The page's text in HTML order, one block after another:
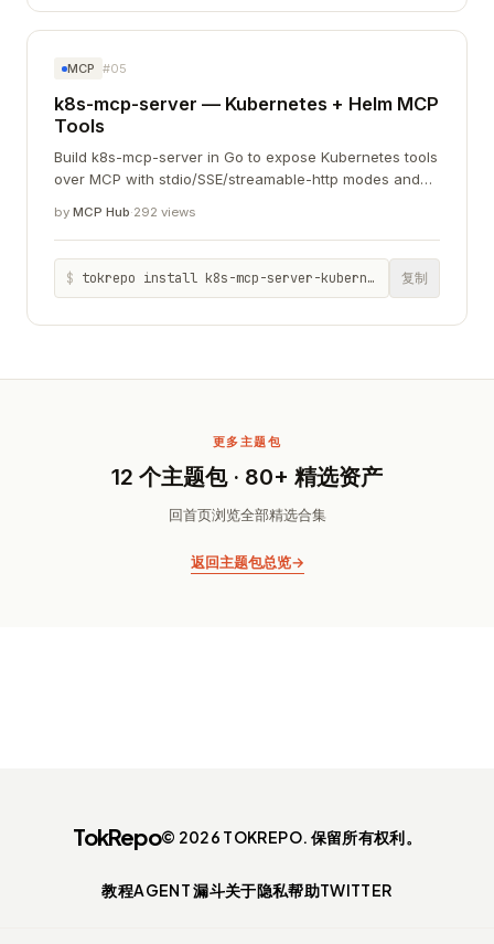
MCP #05
k8s-mcp-server — Kubernetes + Helm MCP
Tools
Build k8s-mcp-server in Go to expose Kubernetes tools
over MCP with stdio/SSE/streamable-http modes and
by MCP Hub·292 views
$ tokrepo install k8s-mcp-server-kubernetes-helm-mcp-tools 复制
更多主题包
12 个主题包 · 80+ 精选资产
回首页浏览全部精选合集
返回主题包总览→
TokRepo© 2026 TOKREPO. 保留所有权利。
教程AGENT 漏斗关于隐私帮助TWITTER